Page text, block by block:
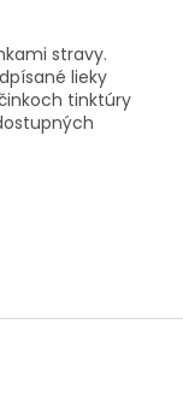
stravy.
lieky
tinktúry